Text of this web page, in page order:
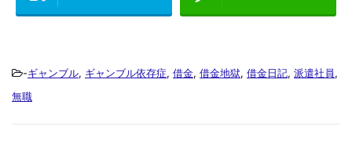
-ギャンブル, ギャンブル依存症, 借金, 借金地獄, 借金日記, 派遣社員,
無職